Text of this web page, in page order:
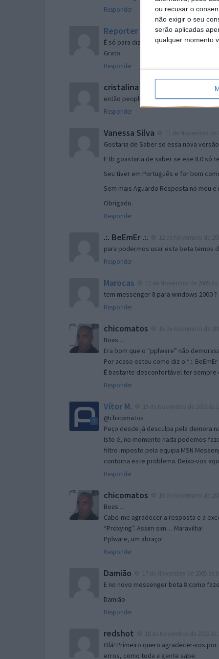
ou recusar o
não exigir o seu
serão aplicadas
qualquer momento
Responder
Reporter 7 de Novembro de 2005 às
É só para dizer que ainda não me
Grato.
Responder
cristalina 11 de Novembro de 2005
então people
Responder
Vanessa Silva
Gostaria de Saber se essa nova
E tb goastaria de saber se ese 8.0 só
Seu tiver em Português e for bom
Sem mais Aguardo Resposta no meu e
Obrigado.
Responder
.:. BeEmEr .:.
para podermos usar esta beta temos
Responder
Marocas
tem messenger 8 para windows 2000
Responder
chicomatos
Boas…
Era bom que o “pplware” não
Por acaso estou como diz o “.:.
É bastante desconfortável ter sempre
Responder
Vítor M.
@chicomatos
Peço desde já desculpa pela demora
Isto é, no momento nada podemos
filtro imposto pela equipa MSN
contorna este problema. Deixo-vos
Responder
chicomatos
Boas…
Cabe-me agradecer a resposta e a
“Proxying”. Assim sim… Maravilha!
Pplware, um abraço!
Responder
Damião
E no novo messenger beta 8 como
Damião
Responder
redshot
Olá! Primeiro quero agradecer-vos
erros, como toda a gente sabe.